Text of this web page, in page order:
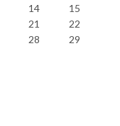
14
15
21
22
28
29